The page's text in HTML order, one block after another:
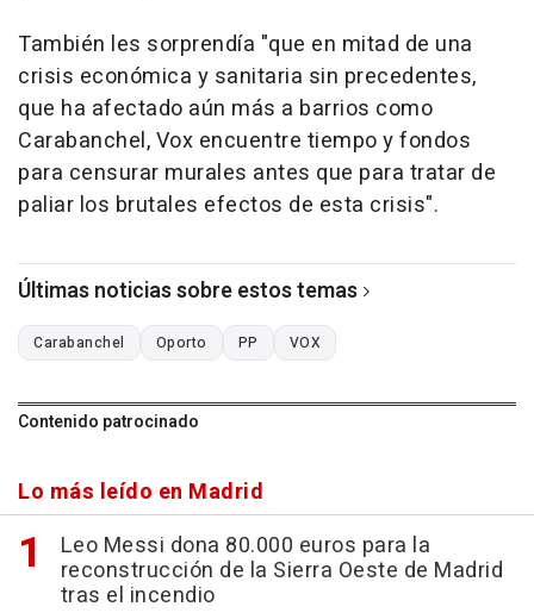
También les sorprendía "que en mitad de una
crisis económica y sanitaria sin precedentes,
que ha afectado aún más a barrios como
Carabanchel, Vox encuentre tiempo y fondos
para censurar murales antes que para tratar de
paliar los brutales efectos de esta crisis".
Últimas noticias sobre estos temas
Carabanchel Oporto PP VOX
Contenido patrocinado
Lo más leído en Madrid
Leo Messi dona 80.000 euros para la
reconstrucción de la Sierra Oeste de Madrid
tras el incendio